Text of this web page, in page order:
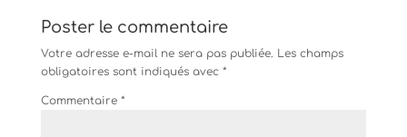
Poster le commentaire
Votre adresse e-mail ne sera pas publiée. Les champs
obligatoires sont indiqués avec *
Commentaire *